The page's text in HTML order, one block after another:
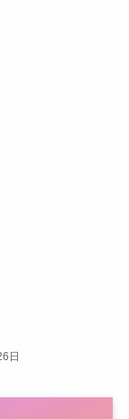
日